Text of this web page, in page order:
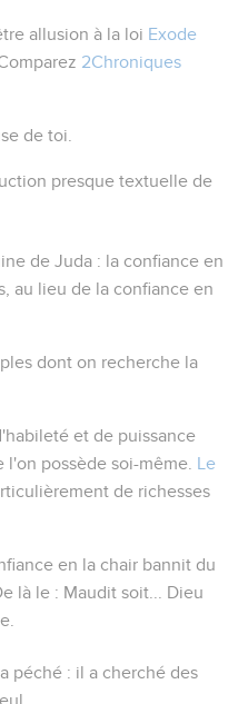
allusion à la loi Exode
Comparez 2Chroniques
de toi
presque textuelle de
de Juda : la confiance en
au lieu de la confiance en
dont on recherche la
et de puissance
possède soi-même. Le
de richesses
en la chair bannit du
là le : Maudit soit...
Dieu
péché : il a cherché des